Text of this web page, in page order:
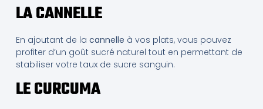
LA CANNELLE
En ajoutant de la cannelle à vos plats, vous pouvez
profiter d’un goût sucré naturel tout en permettant de
stabiliser votre taux de sucre sanguin.
LE CURCUMA